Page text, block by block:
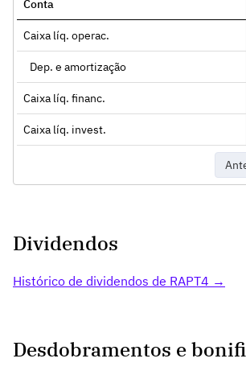
Conta
Caixa líq. operac.
Dep. e amortização
Caixa líq. financ.
Caixa líq. invest.
Dividendos
Histórico de dividendos de RAPT4 →
Desdobramentos e